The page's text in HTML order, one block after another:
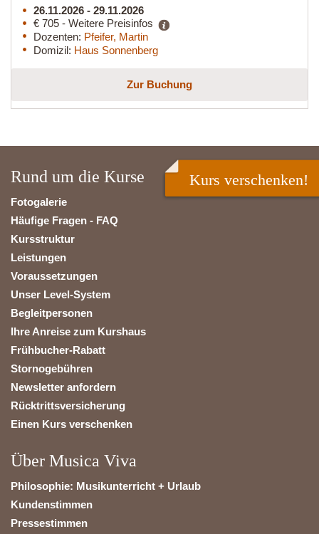
26.11.2026 - 29.11.2026
€ 705 - Weitere Preisinfos
Dozenten: Pfeifer, Martin
Domizil: Haus Sonnenberg
Zur Buchung
Rund um die Kurse
Fotogalerie
Häufige Fragen - FAQ
Kursstruktur
Leistungen
Voraussetzungen
Unser Level-System
Begleitpersonen
Ihre Anreise zum Kurshaus
Frühbucher-Rabatt
Stornogebühren
Newsletter anfordern
Rücktrittsversicherung
Einen Kurs verschenken
Über Musica Viva
Philosophie: Musikunterricht + Urlaub
Kundenstimmen
Pressestimmen
Kurs verschenken!